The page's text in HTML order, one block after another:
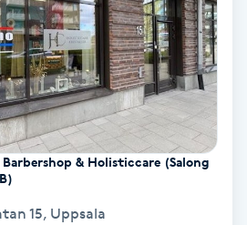
Barbershop & Holisticcare (Salong
15, Uppsala